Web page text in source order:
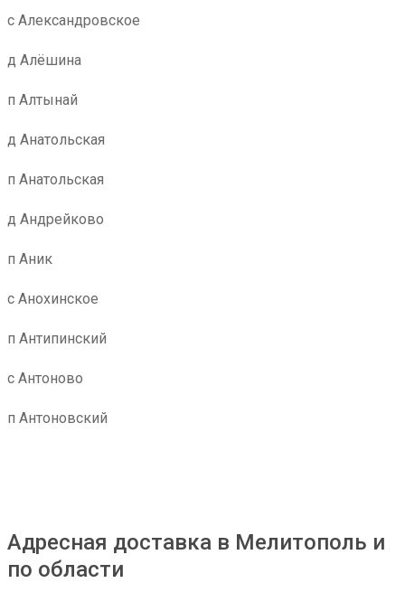
с Александровское
д Алёшина
п Алтынай
д Анатольская
п Анатольская
д Андрейково
п Аник
с Анохинское
п Антипинский
с Антоново
п Антоновский
Адресная доставка в Мелитополь и
по области